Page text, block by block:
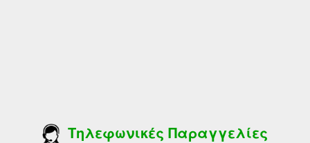
Τηλεφωνικές Παραγγελίες